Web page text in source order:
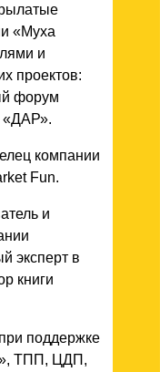
«Муха
и
проектов:
форум
«ДАР».
компании
Fun.
и
эксперт в
книги
поддержке
ТПП, ЦДП,